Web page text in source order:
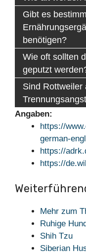
Gibt es
benötigen?
Wie oft sollten
geputzt
Sind Rottweiler
Angaben:
https://
german-
https://
https://
Mehr zum
Ruhige
Shih Tzu
Siberian